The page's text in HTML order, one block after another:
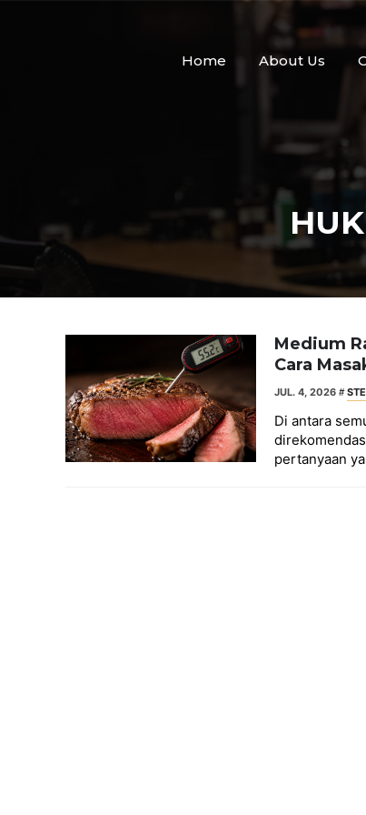
Home About Us
Medium
Cara
JUL. 4, 2026
Di antara
pertanyaan